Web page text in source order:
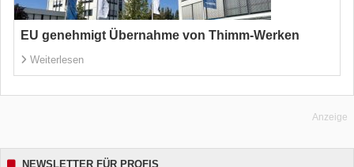
EU genehmigt Übernahme von Thimm-Werken
Weiterlesen
Anzeige
NEWSLETTER FÜR PROFIS